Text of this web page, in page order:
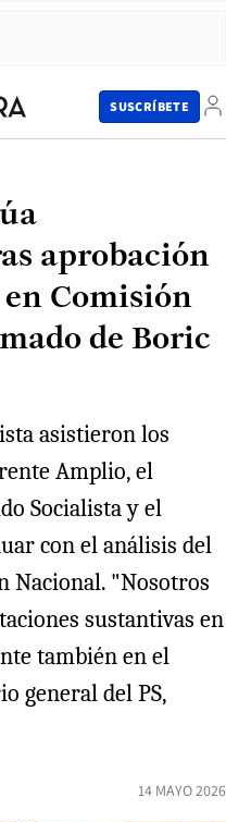
SUSCRÍBETE
aprobación
Comisión
de Boric
asistieron los
Amplio, el
Socialista y el
con el análisis del
Nacional. "Nosotros
sustantivas en
también en el
general del PS,
14 MAYO 2026